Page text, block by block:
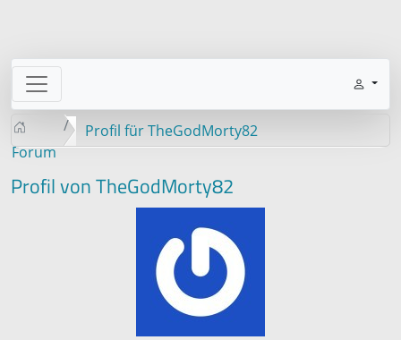
Forum
Profil für TheGodMorty82
Profil von TheGodMorty82